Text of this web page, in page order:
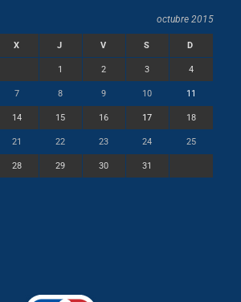
octubre 2015
X J V S D
1 2 3 4
7 8 9 10 11
14 15 16 17 18
21 22 23 24 25
28 29 30 31